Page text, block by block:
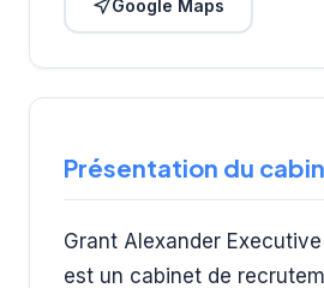
Google Maps
Présentation du
Grant Alexander
est un cabinet de